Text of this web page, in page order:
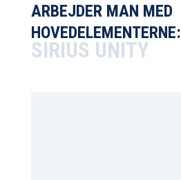
SIRIUS UNITY
ARBEJDER MAN MED
HOVEDELEMENTERNE: